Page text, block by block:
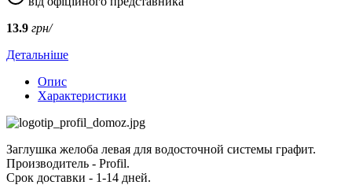
13.9 грн/
Детальніше
Опис
Характеристики
Заглушка желоба левая для водосточной системы графит.
Производитель - Profil.
Срок доставки - 1-14 дней.